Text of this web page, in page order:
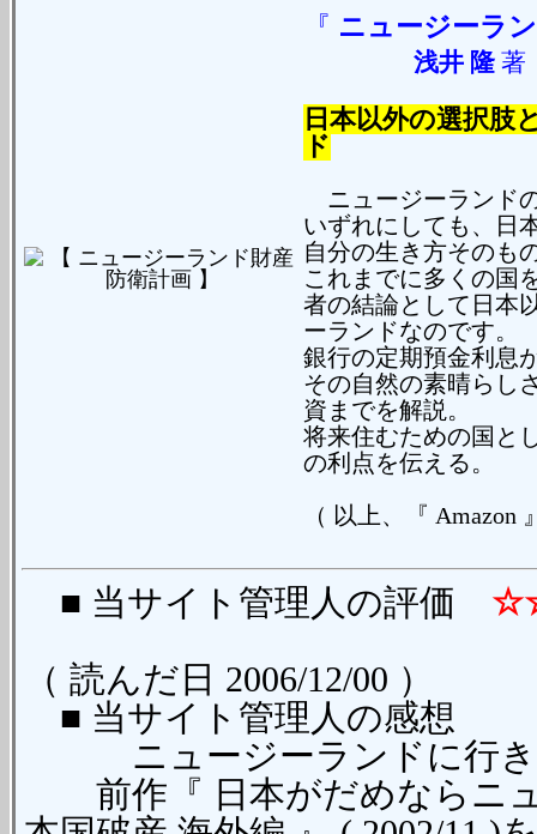
『 ニュージーラ
浅井 隆
日本以外の選択肢
ド
ニュージーランド
いずれにしても、日
自分の生き方そのも
これまでに多くの国
者の結論として日本
ーランドなのです。
銀行の定期預金利息
その自然の素晴らし
資までを解説。
将来住むための国と
の利点を伝える。
（ 以上、『 Amazon
■ 当サイト管理人の評価
（ 読んだ日 2006/12/00 ）
■ 当サイト管理人の感想
ニュージーランドに行き
前作『 日本がだめならニ